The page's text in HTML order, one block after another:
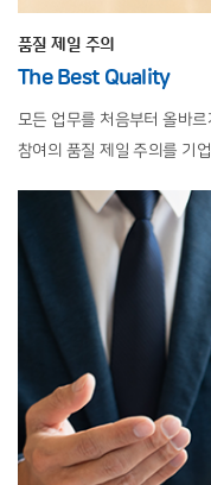
품질 제일 주의
The Best Quality
모든 업무를 처음부터 올바
참여의 품질 제일 주의를 기